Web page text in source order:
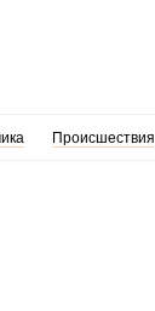
Происшествия